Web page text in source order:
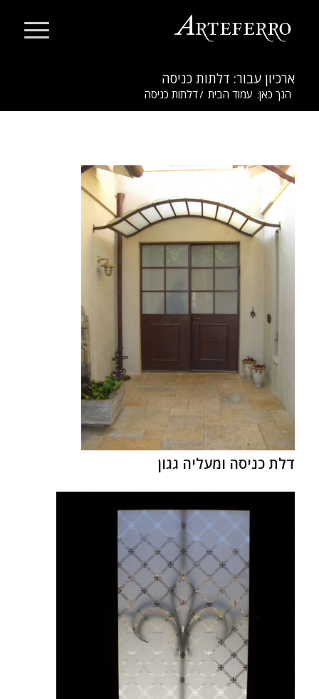
ארכיון עבור: דלתות כניסה
הנך כאן: עמוד הבית /דלתות כניסה
דלת כניסה ומעליה גגון